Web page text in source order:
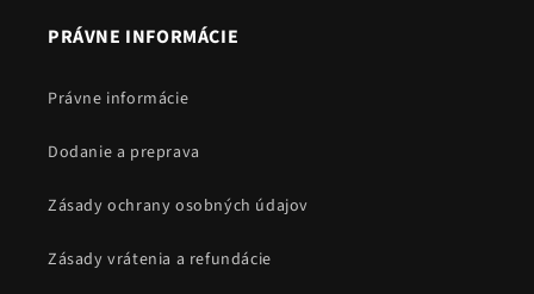
PRÁVNE INFORMÁCIE
Právne informácie
Dodanie a preprava
Zásady ochrany osobných údajov
Zásady vrátenia a refundácie